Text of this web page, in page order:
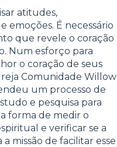
atitudes,
emoções. É necessário
que revele o coração
Num esforço para
o coração de seus
Comunidade Willow
um processo de
e pesquisa para
forma de medir o
e verificar se a
missão de facilitar esse